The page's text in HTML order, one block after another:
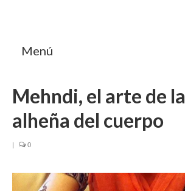
Menú
MI BLOG VIAJES INDIA
CHUCHES DE VIAJE
Mehndi, el arte de la
alheña del cuerpo
| 0